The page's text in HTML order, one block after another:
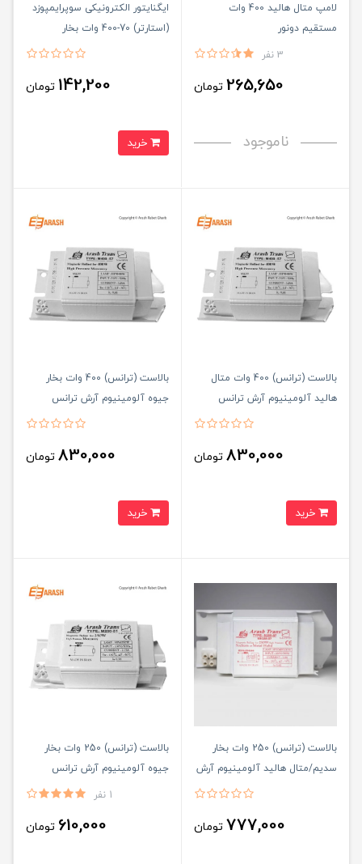
لامپ متال هالید 400 وات
مستقیم دونور
3 نفر
265,650 تومان
ناموجود
ایگنایتور الکترونیکی سوپرایمپوزد
(استارتر) 70-400 وات بخار
سدیم/35-400 وات متال هالید
142,200 تومان
بالاست (ترانس) 400 وات متال
هالید آلومینیوم آرش ترانس
830,000 تومان
بالاست (ترانس) 400 وات بخار
جیوه آلومینیوم آرش ترانس
830,000 تومان
بالاست (ترانس) 250 وات بخار
سدیم/متال هالید آلومینیوم آرش
777,000 تومان
بالاست (ترانس) 250 وات بخار
جیوه آلومینیوم آرش ترانس
1 نفر
610,000 تومان